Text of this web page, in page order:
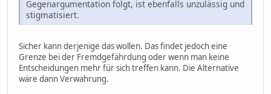
Gegenargumentation folgt, ist ebenfalls unzulässig und
stigmatisiert.
Sicher kann derjenige das wollen. Das findet jedoch eine
Grenze bei der Fremdgefährdung oder wenn man keine
Entscheidungen mehr für sich treffen kann. Die Alternative
wäre dann Verwahrung.